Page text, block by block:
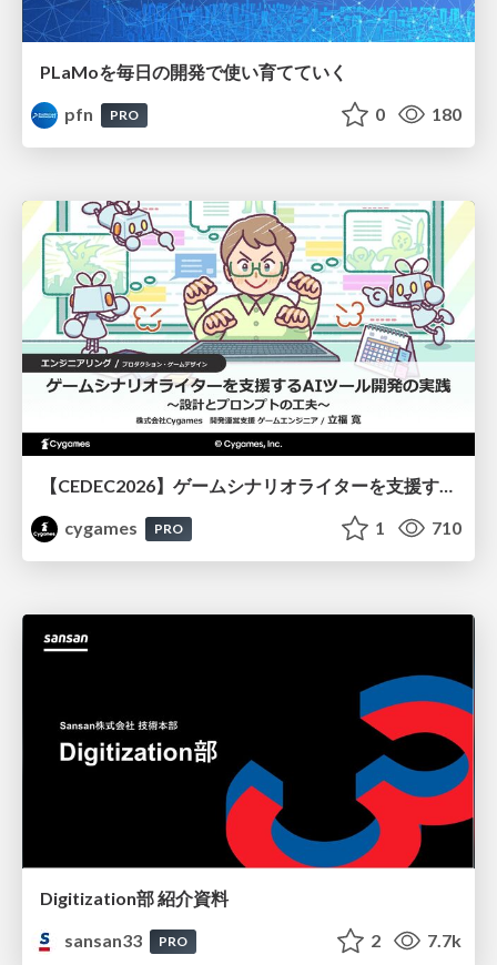
PLaMoを毎日の開発で使い育てていく
pfn
PRO 0 180
cygames
PRO 1 710
Digitization部 紹介資料
sansan33
PRO 2 7.7k